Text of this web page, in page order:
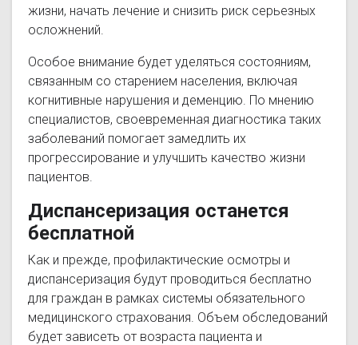
жизни, начать лечение и снизить риск серьезных
осложнений.
Особое внимание будет уделяться состояниям,
связанным со старением населения, включая
когнитивные нарушения и деменцию. По мнению
специалистов, своевременная диагностика таких
заболеваний помогает замедлить их
прогрессирование и улучшить качество жизни
пациентов.
Диспансеризация останется
бесплатной
Как и прежде, профилактические осмотры и
диспансеризация будут проводиться бесплатно
для граждан в рамках системы обязательного
медицинского страхования. Объем обследований
будет зависеть от возраста пациента и